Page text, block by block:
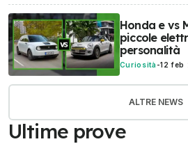
Honda e vs
piccole
personalità
Curiosità -12 feb
ALTRE NEWS
Ultime prove